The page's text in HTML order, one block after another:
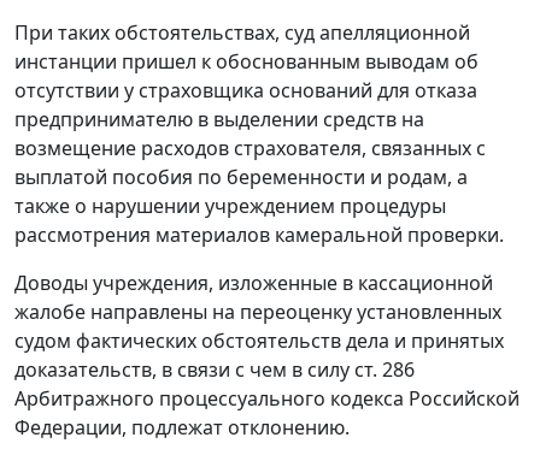
При таких обстоятельствах, суд апелляционной
инстанции пришел к обоснованным выводам об
отсутствии у страховщика оснований для отказа
предпринимателю в выделении средств на
возмещение расходов страхователя, связанных с
выплатой пособия по беременности и родам, а
также о нарушении учреждением процедуры
рассмотрения материалов камеральной проверки.
Доводы учреждения, изложенные в кассационной
жалобе направлены на переоценку установленных
судом фактических обстоятельств дела и принятых
доказательств, в связи с чем в силу ст. 286
Арбитражного процессуального кодекса Российской
Федерации, подлежат отклонению.